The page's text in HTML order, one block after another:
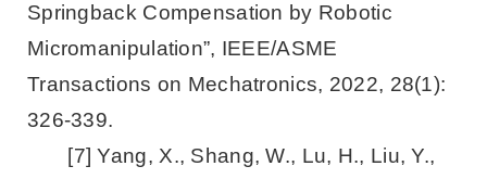
Springback Compensation by Robotic
Micromanipulation”, IEEE/ASME
Transactions on Mechatronics, 2022, 28(1):
326-339.
[7] Yang, X., Shang, W., Lu, H., Liu, Y.,